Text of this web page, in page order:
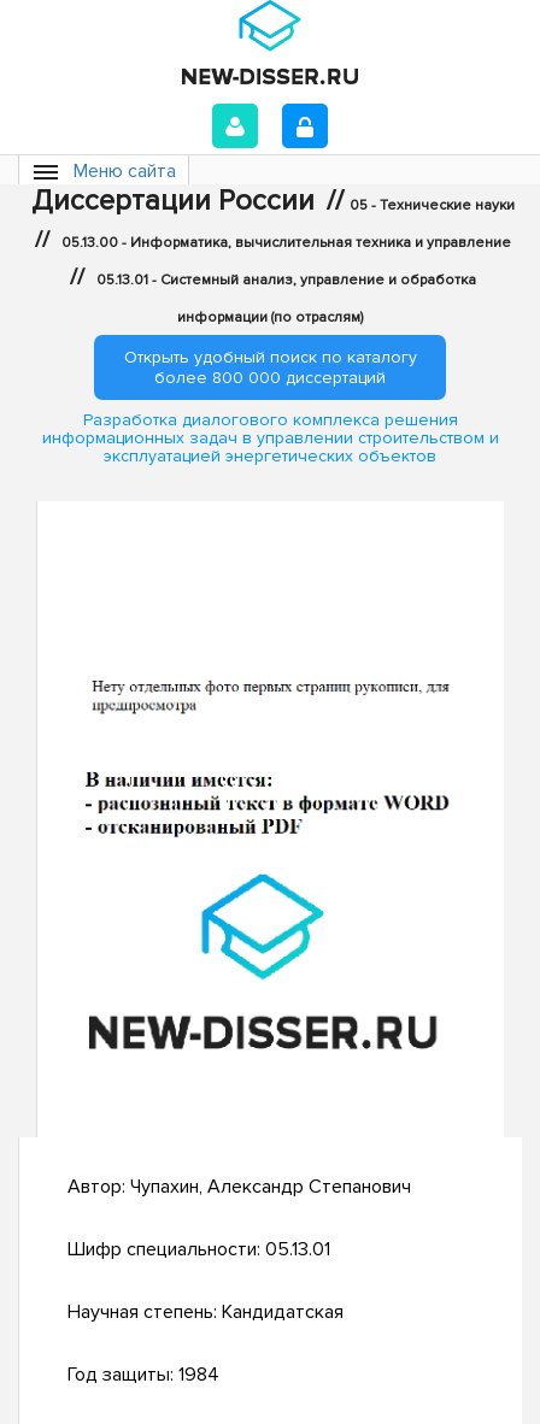
Меню сайта
Диссертации России // 05 - Технические науки
// 05.13.00 - Информатика, вычислительная техника и управление
// 05.13.01 - Системный анализ, управление и обработка
информации (по отраслям)
Открыть удобный поиск по каталогу
более 800 000 диссертаций
Разработка диалогового комплекса решения
информационных задач в управлении строительством и
эксплуатацией энергетических объектов
Автор: Чупахин, Александр Степанович
Шифр специальности: 05.13.01
Научная степень: Кандидатская
Год защиты: 1984